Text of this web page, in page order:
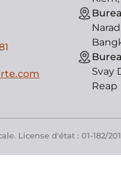
Svay
Reap
License d'état : 01-182/